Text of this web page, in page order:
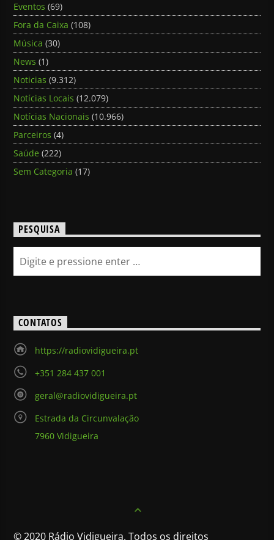
Eventos (69)
Fora da Caixa (108)
Música (30)
News (1)
Noticias (9.312)
Notícias Locais (12.079)
Notícias Nacionais (10.966)
Parceiros (4)
Saúde (222)
Sem Categoria (17)
PESQUISA
CONTATOS
https://radiovidigueira.pt
+351 284 437 001
geral@radiovidigueira.pt
Estrada da Circunvalação
7960 Vidigueira
© 2020 Rádio Vidigueira. Todos os direitos